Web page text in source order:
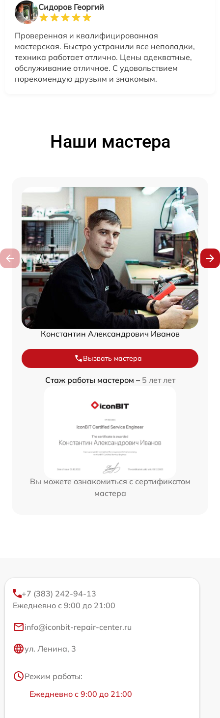
Сидоров Георгий
Проверенная и квалифицированная
мастерская. Быстро устранили все неполадки,
техника работает отлично. Цены адекватные,
обслуживание отличное. С удовольствием
порекомендую друзьям и знакомым.
Наши мастера
Константин Александрович Иванов
Вызвать мастера
Стаж работы мастером – 5 лет лет
Вы можете ознакомиться с сертификатом
мастера
+7 (383) 242-94-13
Ежедневно с 9:00 до 21:00
info@iconbit-repair-center.ru
ул. Ленина, 3
Режим работы:
Ежедневно с 9:00 до 21:00